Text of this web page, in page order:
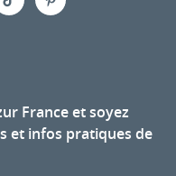
France et soyez
et infos pratiques de